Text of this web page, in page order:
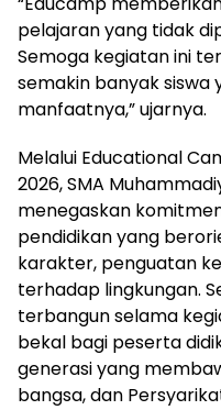
pelajaran yang tidak
Semoga kegiatan ini
semakin banyak siswa
manfaatnya,” ujarnya.
Melalui Educational
2026, SMA
menegaskan
pendidikan yang
karakter, penguatan
terhadap lingkungan.
terbangun selama
bekal bagi peserta
generasi yang
bangsa, dan